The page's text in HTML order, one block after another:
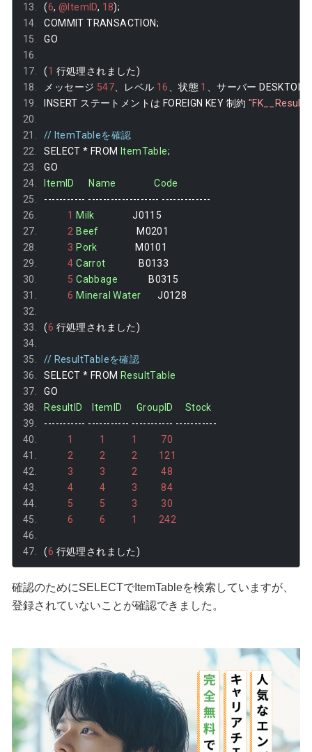
(6, @ItemID, 18);
COMMIT TRANSACTION;
GO
(1 行処理されました)
メッセージ 547 、レベル 16 、状態 1 、サーバー DESKTOP
INSERT ステートメントは FOREIGN KEY 制約
// ItemTableを確認
SELECT * FROM ItemTable;
GO
ItemID
Name
Code
----------- ------------------- -------------
1 Milk
                J0115
2 Beef
                M0201
3 Pork
                M0101
4 Carrot
              B0133
5 Cabbage
             B0315
6 Mineral Water
       J0128
(6 行処理されました)
// ResultTableを確認
SELECT * FROM ResultTable
GO
ResultID
ItemID GroupID
Stock
----------- ----------- ----------- -----------
1
1 1
70
2
2 2
121
3
3 2
48
4
4 3
84
5
5 3
30
6
6 1 242
(6 行処理されました)
確認のためにSELECTでItemTableを検索していますが、
登録されていないことが確認できました。